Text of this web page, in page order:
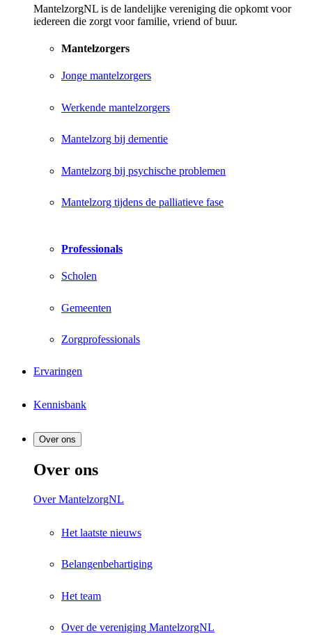
MantelzorgNL is de landelijke vereniging die opkomt voor
iedereen die zorgt voor familie, vriend of buur.
Mantelzorgers
Jonge mantelzorgers
Werkende mantelzorgers
Mantelzorg bij dementie
Mantelzorg bij psychische problemen
Mantelzorg tijdens de palliatieve fase
Professionals
Scholen
Gemeenten
Zorgprofessionals
Ervaringen
Kennisbank
Over ons
Over ons
Over MantelzorgNL
Het laatste nieuws
Belangenbehartiging
Het team
Over de vereniging MantelzorgNL